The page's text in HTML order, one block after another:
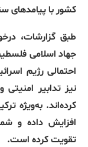
کشور با پیامدهای
طبق گزارشات،
جهاد اسلامی
احتمالی رژیم
نیز تدابیر
کرده‌اند. به‌ویژه
افزایش داده و
تقویت کرده است.